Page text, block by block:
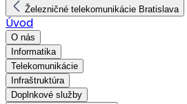
Železničné telekomunikácie Bratislava
Úvod
O nás
Informatika
Telekomunikácie
Infraštruktúra
Doplnkové služby